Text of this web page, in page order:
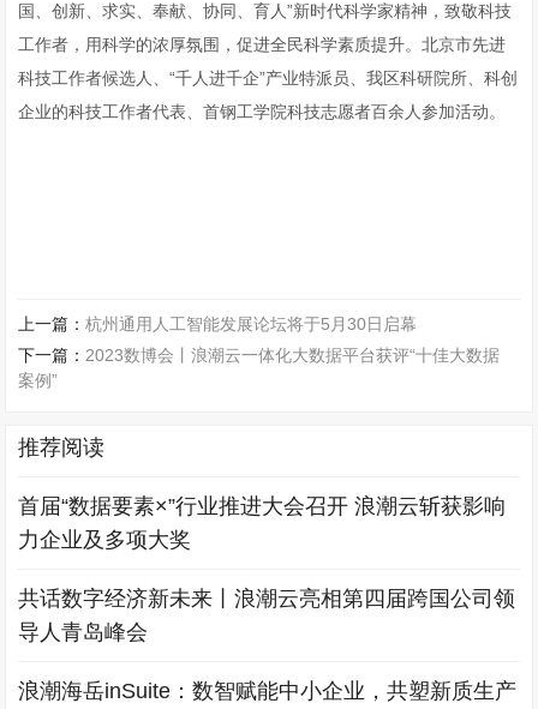
国、创新、求实、奉献、协同、育人”新时代科学家精神，致敬科技
工作者，用科学的浓厚氛围，促进全民科学素质提升。北京市先进
科技工作者候选人、“千人进千企”产业特派员、我区科研院所、科创
企业的科技工作者代表、首钢工学院科技志愿者百余人参加活动。
上一篇：杭州通用人工智能发展论坛将于5月30日启幕
下一篇： 2023数博会丨浪潮云一体化大数据平台获评“十佳大数据
案例”
推荐阅读
首届“数据要素×”行业推进大会召开 浪潮云斩获影响
力企业及多项大奖
共话数字经济新未来丨浪潮云亮相第四届跨国公司领
导人青岛峰会
浪潮海岳inSuite：数智赋能中小企业，共塑新质生产